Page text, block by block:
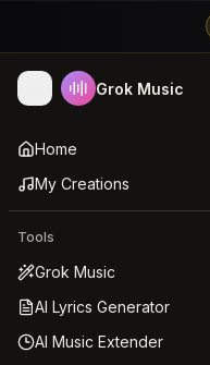
Grok Music
Home
My Creations
Tools
Grok Music
AI Lyrics Generator
AI Music Extender